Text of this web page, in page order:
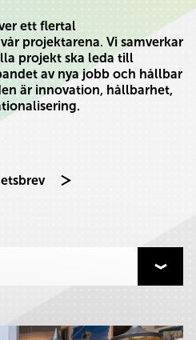
ett flertal
projektarena. Vi samverkar
projekt ska leda till
av nya jobb och hållbar
är innovation, hållbarhet,